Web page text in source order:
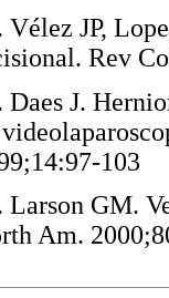
Vélez JP,
Rev
Daes J.
Larson GM.
Am.